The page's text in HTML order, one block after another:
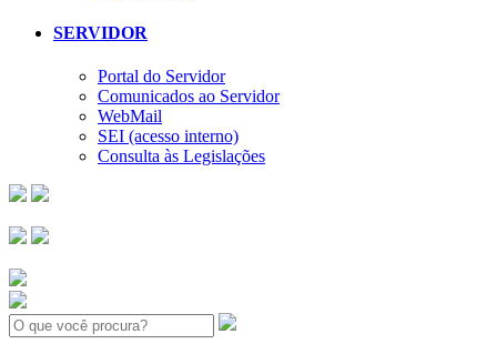
SERVIDOR
Portal do Servidor
Comunicados ao Servidor
WebMail
SEI (acesso interno)
Consulta às Legislações
Search: